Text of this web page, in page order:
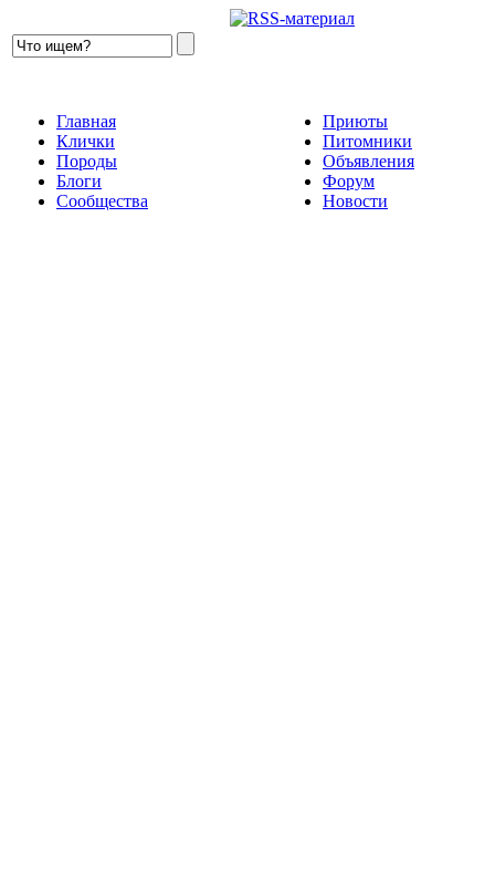
Главная
Клички
Породы
Блоги
Сообщества
Приюты
Питомники
Объявления
Форум
Новости